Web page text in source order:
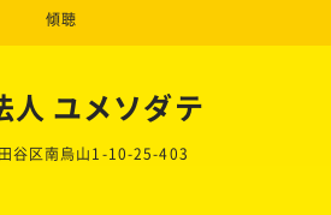
傾聴
人 ユメソダテ
谷区南烏山1-10-25-403